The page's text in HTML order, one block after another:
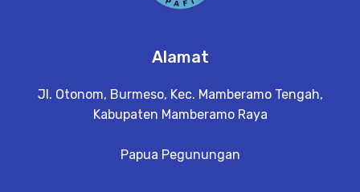
Alamat
Jl. Otonom, Burmeso, Kec. Mamberamo Tengah,
Kabupaten Mamberamo Raya
Papua Pegunungan